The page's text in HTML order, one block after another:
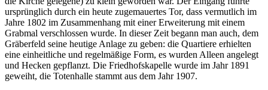
ursprünglich durch ein heute zugemauertes Tor, dass vermutlich im
Jahre 1802 im Zusammenhang mit einer Erweiterung mit einem
Grabmal verschlossen wurde. In dieser Zeit begann man auch, dem
Gräberfeld seine heutige Anlage zu geben: die Quartiere erhielten
eine einheitliche und regelmäßige Form, es wurden Alleen angelegt
und Hecken gepflanzt. Die Friedhofskapelle wurde im Jahr 1891
geweiht, die Totenhalle stammt aus dem Jahr 1907.